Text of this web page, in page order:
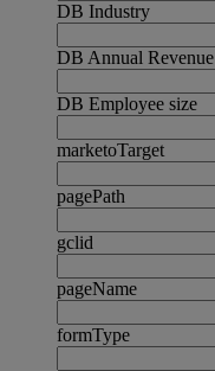
DB Industry
DB Annual Revenue
DB Employee size
marketoTarget
pagePath
gclid
pageName
formType